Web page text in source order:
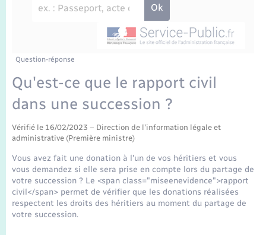
Etat-civil - Papiers - Citoyenneté
Parrainage civil
Recensement
Concessions funéraires
Nouvel habitant
Numérique
Organisation d’événement
Sécurité - Prévention
Transports scolaires
Travaux - Autorisation d’occupation de l’espace
Plan interactif
La Communauté de communes
Question-réponse
Qu'est-ce que le rapport civil
dans une succession ?
Vérifié le 16/02/2023 – Direction de l'information légale et
administrative (Première ministre)
Vous avez fait une donation à l'un de vos héritiers et vous
vous demandez si elle sera prise en compte lors du partage de
votre succession ? Le <span class="miseenevidence">rapport
civil</span> permet de vérifier que les donations réalisées
respectent les droits des héritiers au moment du partage de
votre succession.